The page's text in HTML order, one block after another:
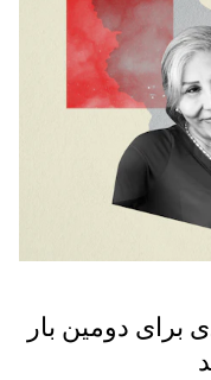
برای دومین بار